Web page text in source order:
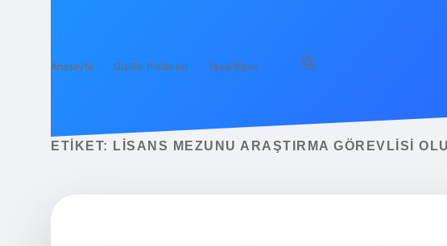
Anasayfa Gizlilik Politikası Yasal Uyarı
ETIKET: LISANS MEZUNU ARAŞTIRMA GÖREVLISI